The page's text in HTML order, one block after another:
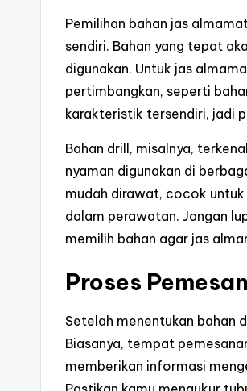
Pemilihan bahan jas
sendiri. Bahan yang tepat
digunakan. Untuk jas
pertimbangkan, seperti
karakteristik tersendiri, jadi
Bahan drill, misalnya,
nyaman digunakan di
mudah dirawat, cocok
dalam perawatan. Jangan
memilih bahan agar jas
Proses
Setelah menentukan bahan
Biasanya, tempat
memberikan informasi